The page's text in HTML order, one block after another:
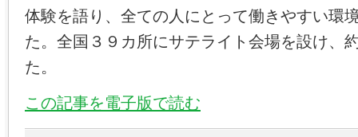
体験を語り、全ての人にとって働きやすい環
た。全国３９カ所にサテライト会場を設け、
た。
この記事を電子版で読む